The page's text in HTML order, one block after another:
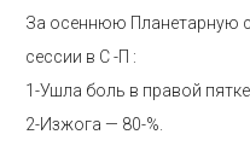
За осеннюю Планетарную
сессии в С -П :
1-Ушла боль в правой
2-Изжога — 80-%.